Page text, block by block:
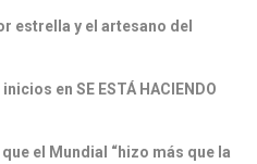
estrella y el artesano del
en SE ESTÁ HACIENDO
el Mundial “hizo más que la